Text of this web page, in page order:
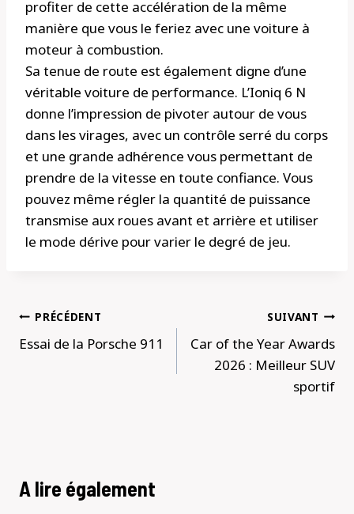
profiter de cette accélération de la même
manière que vous le feriez avec une voiture à
moteur à combustion.
Sa tenue de route est également digne d’une
véritable voiture de performance. L’Ioniq 6 N
donne l’impression de pivoter autour de vous
dans les virages, avec un contrôle serré du corps
et une grande adhérence vous permettant de
prendre de la vitesse en toute confiance. Vous
pouvez même régler la quantité de puissance
transmise aux roues avant et arrière et utiliser
le mode dérive pour varier le degré de jeu.
Navigation
de
PRÉCÉDENT
Essai de la Porsche 911
SUIVANT
Car of the Year Awards
2026 : Meilleur SUV
sportif
A lire également